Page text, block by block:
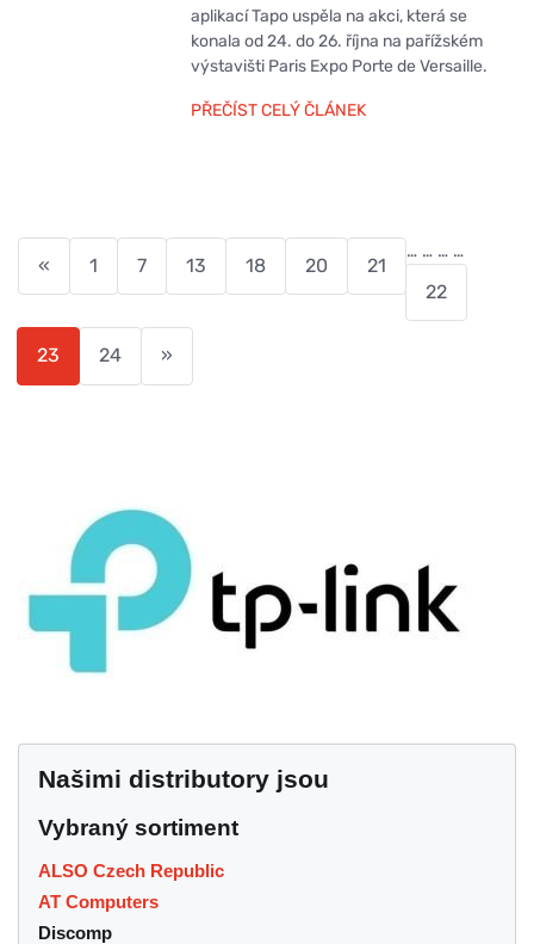
aplikací Tapo uspěla na akci, která se
konala od 24. do 26. října na pařížském
výstavišti Paris Expo Porte de Versaille.
PŘEČÍST CELÝ ČLÁNEK
« 1
…
7
…
13
…
18
…
20
21
22
23 24 »
Našimi distributory jsou
Vybraný sortiment
ALSO Czech Republic
AT Computers
Discomp